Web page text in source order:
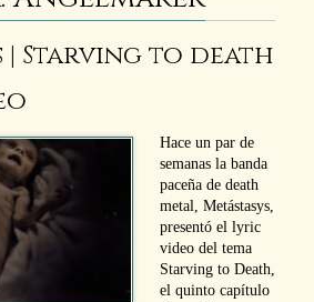
| Starving to death
Hace un par de
semanas la banda
paceña de death
metal, Metástasys,
presentó el lyric
video del tema
Starving to Death,
el quinto capítulo